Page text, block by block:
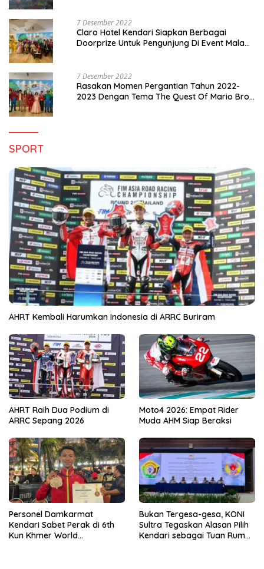
7 Desember 2022
Claro Hotel Kendari Siapkan Berbagai
Doorprize Untuk Pengunjung Di Event Malam
7 Desember 2022
Rasakan Momen Pergantian Tahun 2022-
2023 Dengan Tema The Quest Of Mario Bros
SPORT
AHRT Kembali Harumkan Indonesia di ARRC Buriram
AHRT Raih Dua Podium di
ARRC Sepang 2026
Moto4 2026: Empat Rider
Muda AHM Siap Beraksi
Personel Damkarmat
Kendari Sabet Perak di 6th
Kun Khmer World
Bukan Tergesa-gesa, KONI
Sultra Tegaskan Alasan Pilih
Kendari sebagai Tuan Rumah